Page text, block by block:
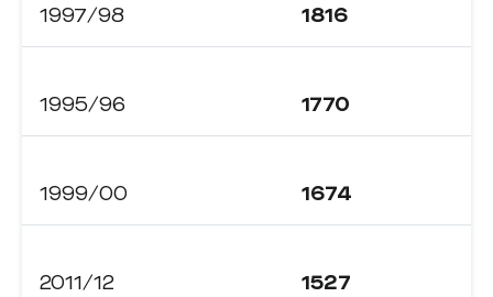
1997/98 1816
1995/96 1770
1999/00 1674
2011/12 1527